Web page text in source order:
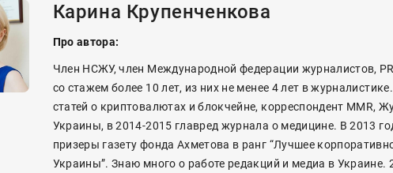
Карина Крупенченкова
Про автора:
Член НСЖУ, член Международной федерации журналистов,
со стажем более 10 лет, из них не менее 4 лет в
статей о криптовалютах и блокчейне, корреспондент MMR,
Украины, в 2014-2015 главред журнала о медицине. В 2013
призеры газету фонда Ахметова в ранг “Лучшее
Украины”. Знаю много о работе редакций и медиа в Украине.